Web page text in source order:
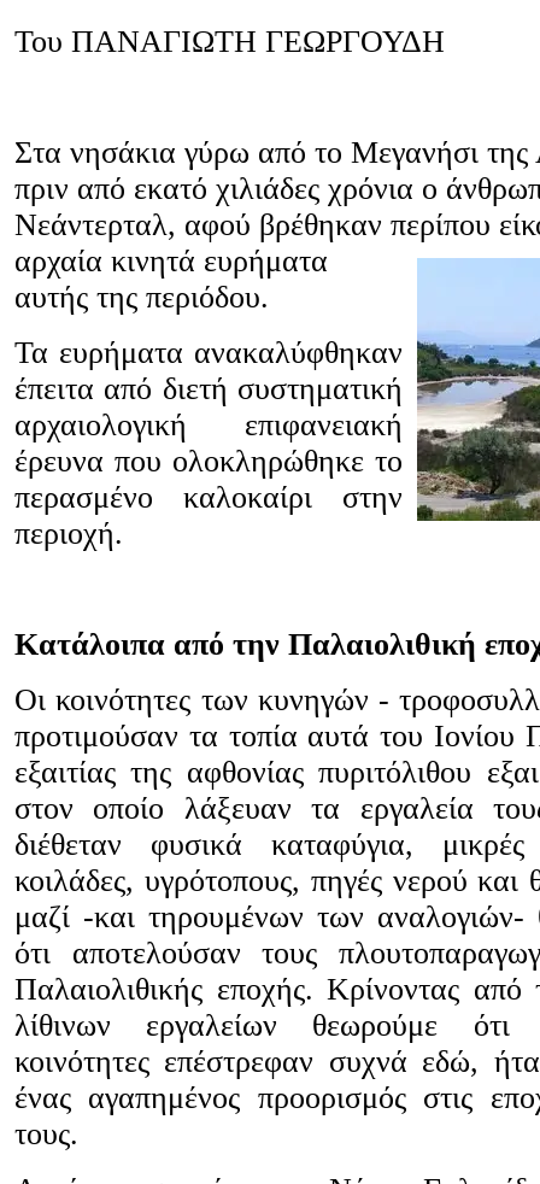
Του ΠΑΝΑΓΙΩΤΗ ΓΕΩΡΓΟΥΔΗ
Στα νησάκια γύρω από το Μεγανήσι της
πριν από εκατό χιλιάδες χρόνια ο
Νεάντερταλ, αφού βρέθηκαν περίπου
αρχαία κινητά ευρήματα
αυτής της περιόδου.
Τα ευρήματα ανακαλύφθηκαν
έπειτα από διετή συστηματική
αρχαιολογική επιφανειακή
έρευνα που ολοκληρώθηκε το
περασμένο καλοκαίρι στην
περιοχή.
Κατάλοιπα από την Παλαιολιθική
Οι κοινότητες των κυνηγών -
προτιμούσαν τα τοπία αυτά του Ιονίου
εξαιτίας της αφθονίας πυριτόλιθου
στον οποίο λάξευαν τα εργαλεία
διέθεταν φυσικά καταφύγια,
κοιλάδες, υγρότοπους, πηγές νερού
μαζί -και τηρουμένων των
ότι αποτελούσαν τους
Παλαιολιθικής εποχής. Κρίνοντας από
λίθινων εργαλείων θεωρούμε ότι
κοινότητες επέστρεφαν συχνά εδώ,
ένας αγαπημένος προορισμός στις
τους.